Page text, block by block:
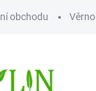
obchodu